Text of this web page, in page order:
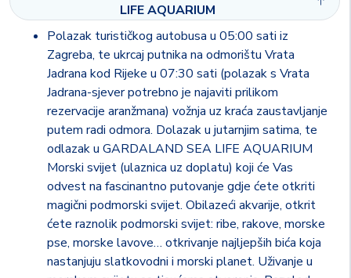
LEGOLAND® osim u pratnji odrasle osobe
HIT U GARDALANDU Drop & Twist Tower impresivna
scenografija, svjetlosni i zvučni efekti potaknuti će vašu
maštu i uzbuđenje, prije samog strmoglavog pada kroz guste
oblake dima, posjetitelji će doživjeti pravi iskonski strah i
nezaboravnu navalu adrenalina. JUMANJI the Adventure -
Doživite džungle u svom vlastitom terencu 4x4 i navigirajte
svoj put kroz opasne životinje, padajuće prepreke i moćnog
kamenog diva! Vratite sveti dragulj natrag u legendarno
svetište u utrci s vremenom da spasite Jumanjija!
JUMANJI THE LABYRINTH - Odvažite se u Labirint gdje
ćete se morati suočiti s opasnostima labirinta zrcala drevnog
hrama, prije nego što zakoračite u mračnu pustolovnu
LIFE AQUARIUM
Polazak turističkog autobusa u 05:00 sati iz
Zagreba, te ukrcaj putnika na odmorištu Vrata
Jadrana kod Rijeke u 07:30 sati (polazak s Vrata
Jadrana-sjever potrebno je najaviti prilikom
rezervacije aranžmana) vožnja uz kraća zaustavljanje
putem radi odmora. Dolazak u jutarnjim satima, te
odlazak u GARDALAND SEA LIFE AQUARIUM
Morski svijet (ulaznica uz doplatu) koji će Vas
odvest na fascinantno putovanje gdje ćete otkriti
magični podmorski svijet. Obilazeći akvarije, otkrit
ćete raznolik podmorski svijet: ribe, rakove, morske
pse, morske lavove… otkrivanje najljepših bića koja
nastanjuju slatkovodni i morski planet. Uživanje u